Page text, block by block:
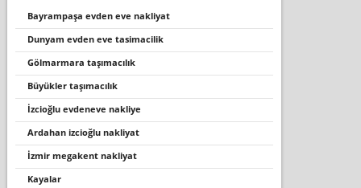
bayrampaşa evden eve nakli̇yat
dunyam evden eve tasimacilik
gölmarmara taşimacilik
büyükler taşımacılık
i̇zcioğlu evdeneve nakliye
ardahan i̇zci̇oğlu nakli̇yat
i̇zmir megakent nakliyat
kayalar